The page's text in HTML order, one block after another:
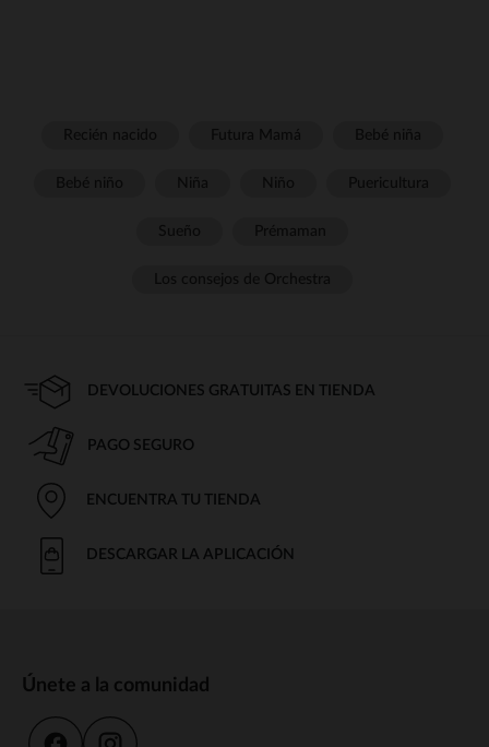
DEVOLUCIONES GRATUITAS EN TIENDA
PAGO SEGURO
ENCUENTRA TU TIENDA
DESCARGAR LA APLICACIÓN
Únete a la comunidad